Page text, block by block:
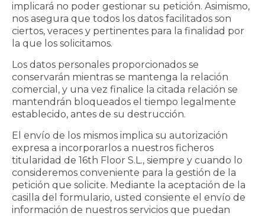
implicará no poder gestionar su petición. Asimismo,
nos asegura que todos los datos facilitados son
ciertos, veraces y pertinentes para la finalidad por
la que los solicitamos.
Los datos personales proporcionados se
conservarán mientras se mantenga la relación
comercial, y una vez finalice la citada relación se
mantendrán bloqueados el tiempo legalmente
establecido, antes de su destrucción.
El envío de los mismos implica su autorización
expresa a incorporarlos a nuestros ficheros
titularidad de 16th Floor S.L., siempre y cuando lo
consideremos conveniente para la gestión de la
petición que solicite. Mediante la aceptación de la
casilla del formulario, usted consiente el envío de
información de nuestros servicios que puedan